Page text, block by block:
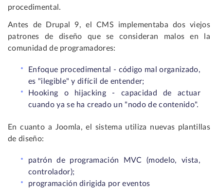
procedimental.
Antes de Drupal 9, el CMS implementaba dos viejos
patrones de diseño que se consideran malos en la
comunidad de programadores:
Enfoque procedimental - código mal organizado,
es "ilegible" y difícil de entender;
Hooking o hijacking - capacidad de actuar
cuando ya se ha creado un "nodo de contenido".
En cuanto a Joomla, el sistema utiliza nuevas plantillas
de diseño:
patrón de programación MVC (modelo, vista,
controlador);
programación dirigida por eventos